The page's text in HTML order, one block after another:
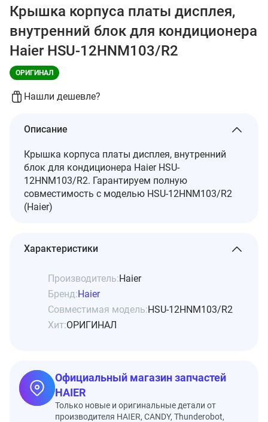
Крышка корпуса платы дисплея,
внутренний блок для кондиционера
Haier HSU-12HNM103/R2
ОРИГИНАЛ
Нашли дешевле?
Описание
Крышка корпуса платы дисплея, внутренний
блок для кондиционера Haier HSU-
12HNM103/R2. Гарантируем полную
совместимость с моделью HSU-12HNM103/R2
(Haier)
Характеристики
Производитель:Haier
Бренд:Haier
Совместимая модель:HSU-12HNM103/R2
Хит:ОРИГИНАЛ
Официальный магазин запчастей
HAIER
Только новые и оригинальные детали от
производителя HAIER, CANDY, Thunderobot,